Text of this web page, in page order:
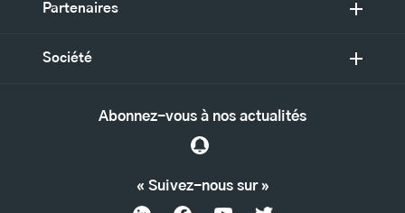
Partenaires
Société
« Suivez-nous sur »
Abonnez-vous à nos actualités